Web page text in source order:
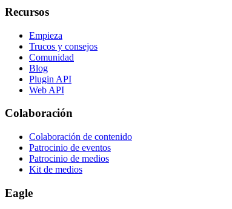
Recursos
Empieza
Trucos y consejos
Comunidad
Blog
Plugin API
Web API
Colaboración
Colaboración de contenido
Patrocinio de eventos
Patrocinio de medios
Kit de medios
Eagle